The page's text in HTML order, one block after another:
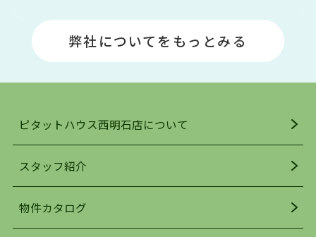
場や釣りスポットが多くあります。JR「大久保
駅」周辺には、ビブレ・イオンをはじめとした買
い物施設も多くあり、買い物にも困りません。
明石駅・西明石駅を中心に、明石市・神戸市西区
でお部屋探している方は、ぜひ当ＨＰにて物件を
お探しになってください。弊社は、スタッフの平
を行っており地域最大級の情報取扱量を誇ってお
ります。店頭で限られた物件をご紹介する、従来
弊社についてをもっとみる
ピタットハウス西明石店について
スタッフ紹介
物件カタログ